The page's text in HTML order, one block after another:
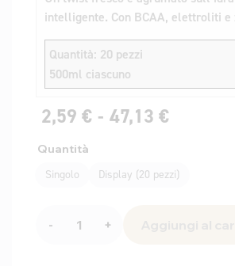
intelligente. Con BCAA, elettroliti e
Quantità: 20 pezzi
500ml ciascuno
2,59 € - 47,13 €
Quantità
Singolo Display (20 pezzi)
- +